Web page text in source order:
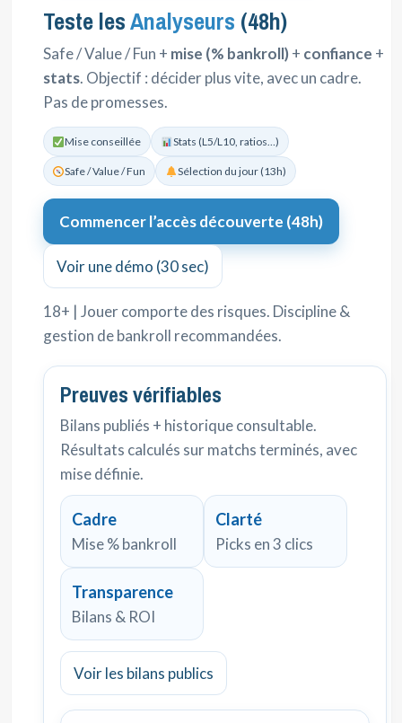
Teste lesAnalyseurs (48h)
Safe / Value / Fun + mise (% bankroll)+ confiance +
stats. Objectif : décider plus vite, avec un cadre.
Pas de promesses.
Mise conseillée Stats (L5/L10, ratios…)
Safe / Value / Fun Sélection du jour (13h)
Commencer l’accès découverte (48h)
Voir une démo (30 sec)
18+ | Jouer comporte des risques. Discipline &
gestion de bankroll recommandées.
Preuves vérifiables
Bilans publiés + historique consultable.
Résultats calculés sur matchs terminés, avec
mise définie.
Cadre
Mise % bankroll
Clarté
Picks en 3 clics
Transparence
Bilans & ROI
Voir les bilans publics